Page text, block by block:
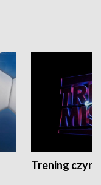
Trening czyni